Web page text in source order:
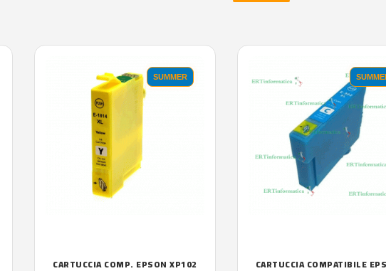
SUMMER
CARTUCCIA COMP. EPSON XP102 CARTUCCIA COMPATIBILE